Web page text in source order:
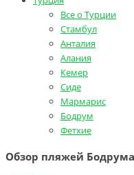
Все о Турции
Стамбул
Анталия
Алания
Кемер
Сиде
Мармарис
Бодрум
Фетхие
Обзор пляжей Бодрума